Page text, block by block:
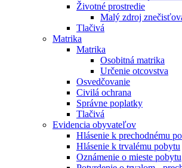
Životné prostredie
Malý zdroj
Tlačivá
Matrika
Matrika
Osobitná matrika
Určenie otcovstva
Osvedčovanie
Civilá ochrana
Správne poplatky
Tlačivá
Evidencia obyvateľov
Hlásenie k prechodnému
Hlásenie k trvalému pobytu
Oznámenie o mieste pobytu